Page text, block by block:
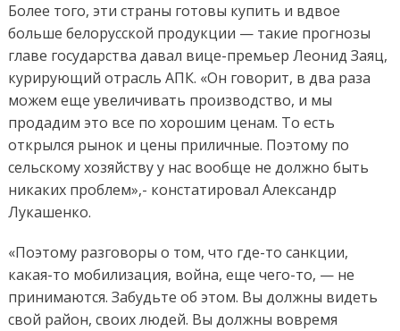
Более того, эти страны готовы купить и вдвое
больше белорусской продукции — такие прогнозы
главе государства давал вице-премьер Леонид Заяц,
курирующий отрасль АПК. «Он говорит, в два раза
можем еще увеличивать производство, и мы
продадим это все по хорошим ценам. То есть
открылся рынок и цены приличные. Поэтому по
сельскому хозяйству у нас вообще не должно быть
никаких проблем»,- констатировал Александр
Лукашенко.
«Поэтому разговоры о том, что где-то санкции,
какая-то мобилизация, война, еще чего-то, — не
принимаются. Забудьте об этом. Вы должны видеть
свой район, своих людей. Вы должны вовремя